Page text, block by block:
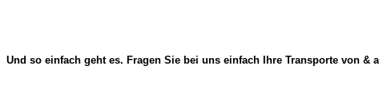
Und so einfach geht es. Fragen Sie bei uns einfach Ihre Transporte von &